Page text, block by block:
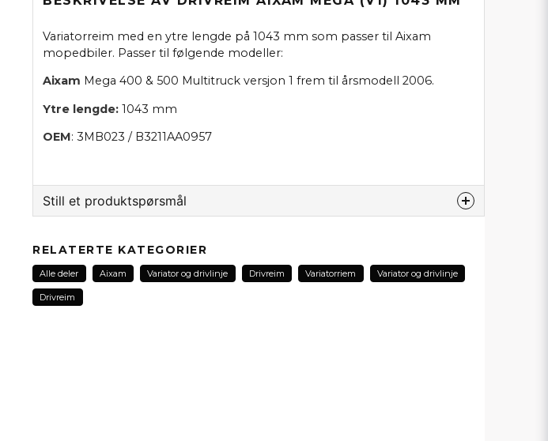
Variatorreim med en ytre lengde på 1043 mm som passer til Aixam
mopedbiler. Passer til følgende modeller:
Aixam Mega 400 & 500 Multitruck versjon 1 frem til årsmodell 2006.
Ytre lengde: 1043 mm
OEM: 3MB023 / B3211AA0957
Still et produktspørsmål
Spør oss noe om dette produktet...
RELATERTE KATEGORIER
Alle deler Aixam Variator og drivlinje Drivreim Variatorriem Variator og drivlinje
Drivreim